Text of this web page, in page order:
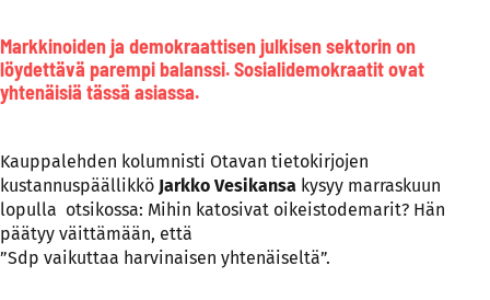
Markkinoiden ja demokraattisen julkisen sektorin on
löydettävä parempi balanssi. Sosialidemokraatit ovat
yhtenäisiä tässä asiassa.
Kauppalehden kolumnisti Otavan tietokirjojen
kustannuspäällikkö Jarkko Vesikansa kysyy marraskuun
lopulla otsikossa: Mihin katosivat oikeistodemarit? Hän
päätyy väittämään, että
”Sdp vaikuttaa harvinaisen yhtenäiseltä”.